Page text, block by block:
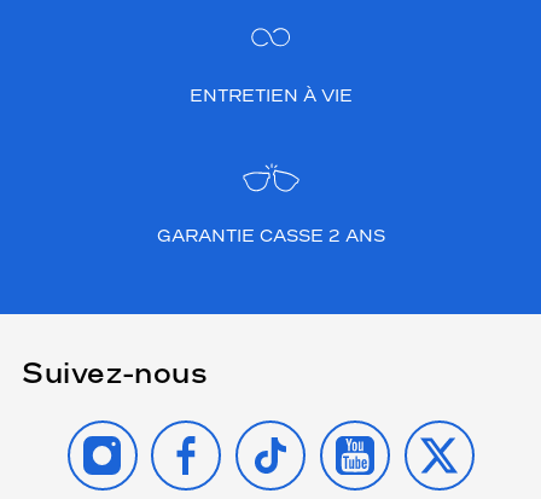
ENTRETIEN À VIE
GARANTIE CASSE 2 ANS
Suivez-nous
INSTAGRAMFACEBOOK
TIKTOK YOUTUBE
X